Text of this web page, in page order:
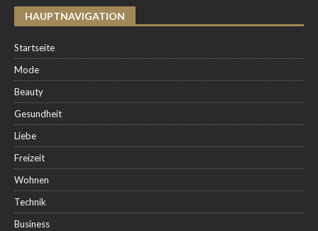
HAUPTNAVIGATION
Startseite
Mode
Beauty
Gesundheit
Liebe
Freizeit
Wohnen
Technik
Business